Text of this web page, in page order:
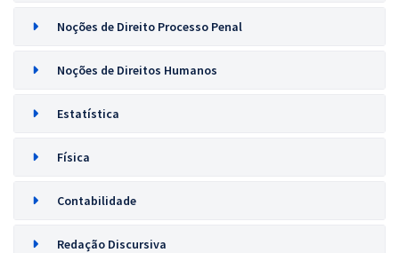
Noções de Direito Processo Penal
Noções de Direitos Humanos
Estatística
Física
Contabilidade
Redação Discursiva